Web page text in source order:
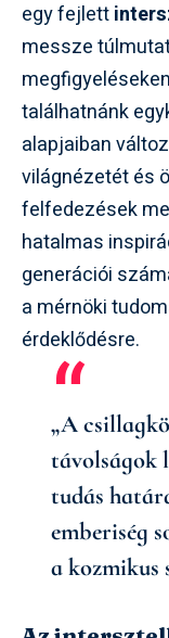
egy fejlett
messze
találhatnánk
alapjaiban
világnézetét és
felfedezések
hatalmas
generációi
a mérnöki
érdeklődésre.
„A
távolságok
tudás
emberiség
a kozmikus